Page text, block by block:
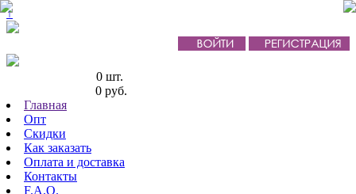
↑
0 шт.
0 руб.
Главная
Опт
Скидки
Как заказать
Оплата и доставка
Контакты
F.A.Q.